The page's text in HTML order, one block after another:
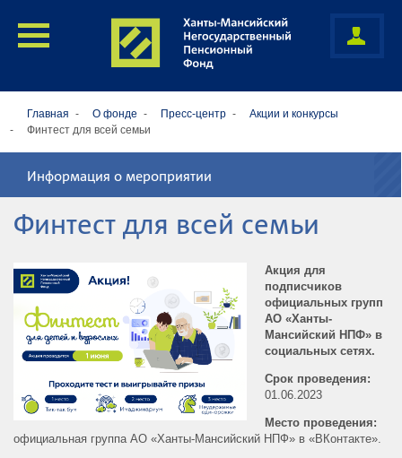
Главная О фонде Пресс-центр
Акции и конкурсы
Финтест для всей семьи
Информация о мероприятии
Финтест для всей семьи
Акция для
подписчиков
официальных групп
АО «Ханты-
Мансийский НПФ» в
социальных сетях.
Срок проведения:
01.06.2023
Место проведения:
официальная группа АО «Ханты-Мансийский НПФ» в «ВКонтакте».